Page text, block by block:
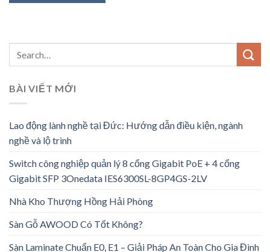
BÀI VIẾT MỚI
Lao động lành nghề tại Đức: Hướng dẫn điều kiện, ngành
nghề và lộ trình
Switch công nghiệp quản lý 8 cổng Gigabit PoE + 4 cổng
Gigabit SFP 3Onedata IES6300SL-8GP4GS-2LV
Nhà Kho Thượng Hồng Hải Phòng
Sàn Gỗ AWOOD Có Tốt Không?
Sàn Laminate Chuẩn E0, E1 – Giải Pháp An Toàn Cho Gia Đình